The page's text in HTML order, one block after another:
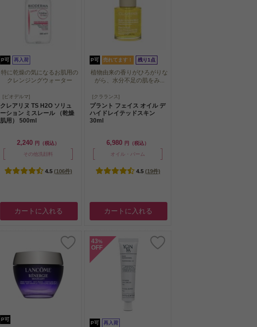
P可 再入荷
特に乾燥の気になるお肌用の
クレンジングウォーター
特に乾燥の気になるお肌用の
クレンジングウォーター
[ビオデルマ]
クレアリヌ TS H2O ソリュ
ーション ミスレール （乾燥
肌用） 500ml
2,240 円（税込）
その他洗顔料
4.5 (106件)
カートに入れる
P可 売れてます！ 残り1点
植物由来の香りがひろがりな
がら、水分不足の肌をみ...
植物由来の香りがひろがりな
がら、水分不足の肌をみ...
[クラランス]
プラント フェイス オイル デ
ハイドレイテッドスキン
30ml
6,980 円（税込）
オイル・バーム
4.5 (19件)
カートに入れる
P可
43%
OFF
P可 再入荷